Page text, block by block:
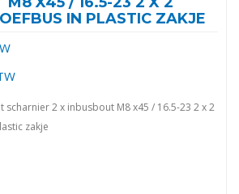
IN PLASTIC ZAKJE
scharnier 2 x inbusbout M8 x45 / 16.5-23 2 x 2
zakje